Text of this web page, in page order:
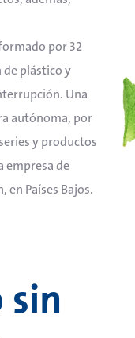
por 32
plástico y
Una
autónoma, por
y productos
empresa de
Países Bajos.
sin